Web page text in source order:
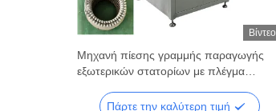
Βίντεο
Μηχανή πίεσης γραμμής παραγωγής
εξωτερικών στατορίων με πλέγμα
Πάρτε την καλύτερη τιμή